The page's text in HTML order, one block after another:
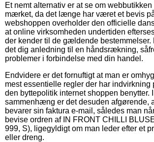
Et nemt alternativ er at se om
mærket, da det længe har været et bevis
webshoppen overholder den officielle
at online virksomheden undertiden
der kender til de gældende bestemmelser.
det dig anledning til en håndsrækning,
problemer i forbindelse med din handel.
Endvidere er det fornuftigt at man er
mest essentielle regler der har indvirkning
den byttepolitik internet shoppen benytter.
sammenhæng er det desuden afgørende,
bevarer sin faktura e-mail, således man
bevise ordren af IN FRONT CHILLI
999, S), ligegyldigt om man leder efter et
eller dreng.